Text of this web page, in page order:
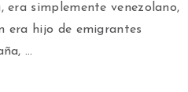
era simplemente venezolano,
era hijo de emigrantes
…